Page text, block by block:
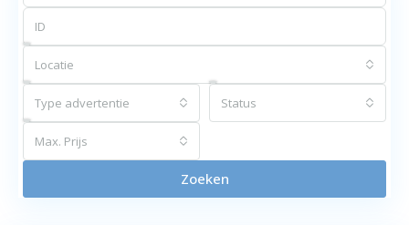
Locatie
Type advertentie Status
Max. Prijs
Zoeken